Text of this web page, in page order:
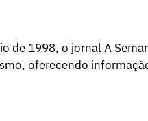
de 1998, o jornal A
oferecendo